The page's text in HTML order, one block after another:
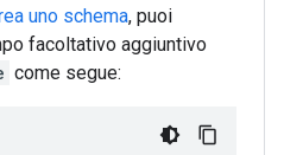
uno schema, puoi
facoltativo aggiuntivo
come segue: